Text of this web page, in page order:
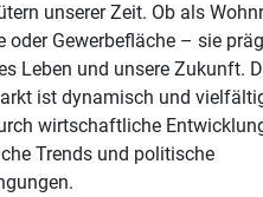
unserer Zeit. Ob als
oder Gewerbefläche – sie
Leben und unsere Zukunft.
ist dynamisch und
wirtschaftliche
Trends und politische